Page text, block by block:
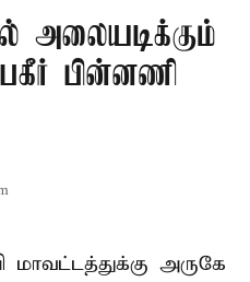
அலையடிக்கும்
பின்னணி
மாவட்டத்துக்கு அருகே